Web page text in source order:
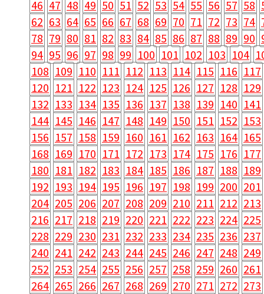
46 47 48 49 50 51 52 53 54 55 56 57 58
62 63 64 65 66 67 68 69 70 71 72 73 74
78 79 80 81 82 83 84 85 86 87 88 89 90
94 95 96 97 98 99 100 101 102 103 104
108 109 110 111 112 113 114 115 116 117
120 121 122 123 124 125 126 127 128 129
132 133 134 135 136 137 138 139 140 141
144 145 146 147 148 149 150 151 152 153
156 157 158 159 160 161 162 163 164 165
168 169 170 171 172 173 174 175 176 177
180 181 182 183 184 185 186 187 188 189
192 193 194 195 196 197 198 199 200 201
204 205 206 207 208 209 210 211 212 213
216 217 218 219 220 221 222 223 224 225
228 229 230 231 232 233 234 235 236 237
240 241 242 243 244 245 246 247 248 249
252 253 254 255 256 257 258 259 260 261
264 265 266 267 268 269 270 271 272 273